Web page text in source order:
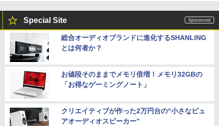
Special Site
総合オーディオブランドに進化するSHANLING
とは何者か？
お値段そのままでメモリ倍増！メモリ32GBの
「お得なゲーミングノート」
クリエイティブが作った2万円台の“小さなピュ
アオーディオスピーカー”